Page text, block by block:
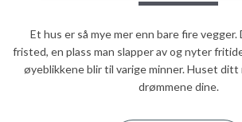
Et hus er så mye mer enn bare fire
fristed, en plass man slapper av og nyter
øyeblikkene blir til varige minner. Huset
drømmene dine.